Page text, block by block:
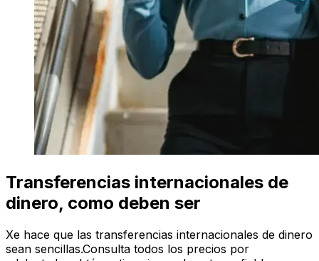
Transferencias internacionales de
dinero, como deben ser
Xe hace que las transferencias internacionales de dinero
sean sencillas.Consulta todos los precios por